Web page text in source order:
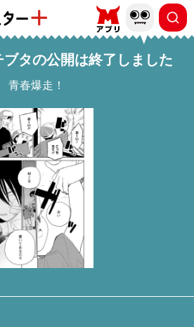
タの公開は終了しました
青春爆走！